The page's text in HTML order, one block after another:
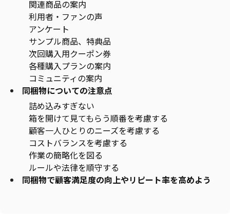
関連商品の案内
利用者・ファンの声
アンケート
サンプル商品、特典品
次回購入用クーポン券
各種購入プランの案内
コミュニティの案内
同梱物についての注意点
詰め込みすぎない
箱を開けて見てもらう順番を考慮する
顧客一人ひとりのニーズを考慮する
コストバランスを考慮する
作業の簡略化を図る
ルールや法律を順守する
同梱物で顧客満足度の向上やリピート率を高めよう